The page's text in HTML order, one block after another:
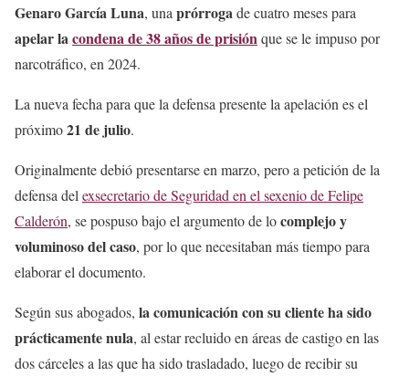
Genaro García Luna, una prórrogade cuatro meses para
apelar lacondena de 38 años de prisiónque se le impuso por
narcotráfico, en 2024.
La nueva fecha para que la defensa presente la apelación es el
próximo21 de julio.
Originalmente debió presentarse en marzo, pero a petición de la
defensa del exsecretario de Seguridad en el sexenio de Felipe
Calderón, se pospuso bajo el argumento de locomplejo y
voluminoso del caso, por lo que necesitaban más tiempo para
elaborar el documento.
Según sus abogados, la comunicación con su cliente ha sido
prácticamente nula, al estar recluido en áreas de castigo en las
dos cárceles a las que ha sido trasladado, luego de recibir su